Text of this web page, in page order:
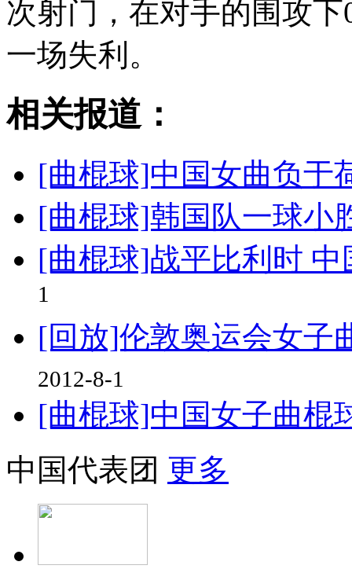
次射门，在对手的围攻
一场失利。
相关报道：
[曲棍球]中国女曲负于
[曲棍球]韩国队一球小
[曲棍球]战平比利时
1
[回放]伦敦奥运会女子
2012-8-1
[曲棍球]中国女子曲棍
中国代表团 更多